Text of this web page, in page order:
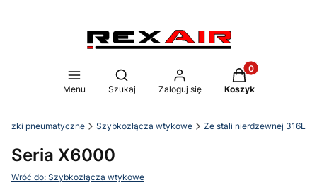
Menu
Otwórz wyszukiwarkę
Szukaj Zaloguj się
Produkty w
Koszyk
pneumatyczne Szybkozłącza wtykowe Ze stali nierdzewnej 316L
Seria X6000
Wróć do: Szybkozłącza wtykowe